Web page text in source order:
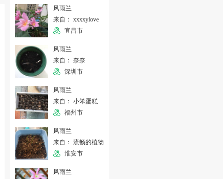
风雨兰
来自： xxxxylove
宜昌市
风雨兰
来自： 奈奈
深圳市
风雨兰
来自： 小笨蛋糕
福州市
风雨兰
来自： 流畅的植物
淮安市
风雨兰